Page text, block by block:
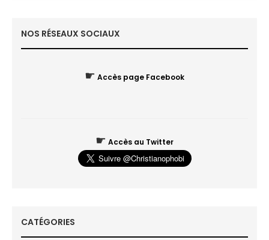
NOS RÉSEAUX SOCIAUX
☛ Accès page Facebook
☛ Accès au Twitter
CATÉGORIES